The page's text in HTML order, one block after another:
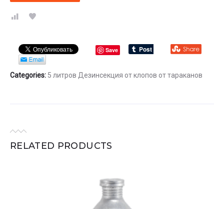
Save
Categories: 5 литров Дезинсекция от клопов от тараканов
RELATED PRODUCTS